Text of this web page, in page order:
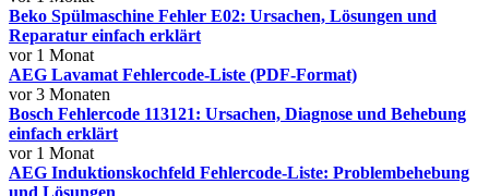
Beko Spülmaschine Fehler E02: Ursachen, Lösungen und
Reparatur einfach erklärt
vor 1 Monat
AEG Lavamat Fehlercode-Liste (PDF-Format)
vor 3 Monaten
Bosch Fehlercode 113121: Ursachen, Diagnose und Behebung
einfach erklärt
vor 1 Monat
AEG Induktionskochfeld Fehlercode-Liste: Problembehebung
und Lösungen